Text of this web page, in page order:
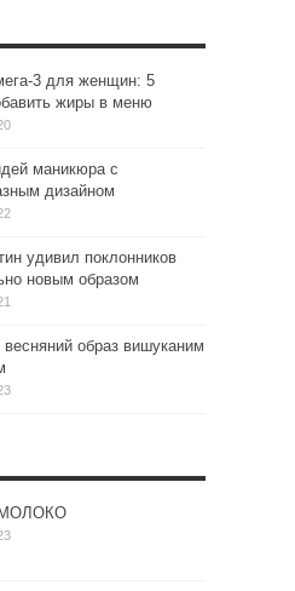
3 для женщин: 5
жиры в меню
маникюра с
дизайном
удивил поклонников
новым образом
весняний образ вишуканим